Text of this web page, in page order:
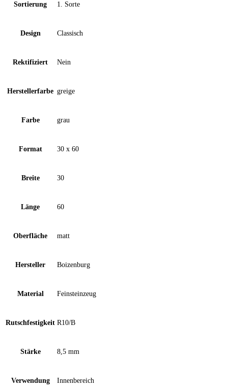
Sortierung 1. Sorte
Design Classisch
Rektifiziert Nein
Herstellerfarbe greige
Farbe grau
Format 30 x 60
Breite 30
Länge 60
Oberfläche matt
Hersteller Boizenburg
Material Feinsteinzeug
Rutschfestigkeit R10/B
Stärke 8,5 mm
Verwendung Innenbereich